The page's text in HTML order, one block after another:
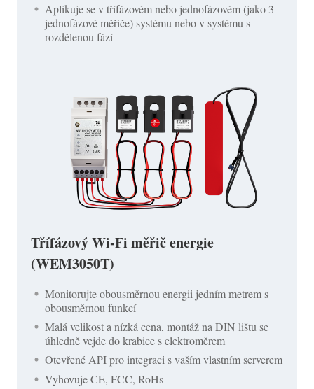
Aplikuje se v třífázovém nebo jednofázovém (jako 3
jednofázové měřiče) systému nebo v systému s
rozdělenou fází
Třífázový Wi-Fi měřič energie
(WEM3050T)
Monitorujte obousměrnou energii jedním metrem s
obousměrnou funkcí
Malá velikost a nízká cena, montáž na DIN lištu se
úhledně vejde do krabice s elektroměrem
Otevřené API pro integraci s vaším vlastním serverem
Vyhovuje CE, FCC, RoHs